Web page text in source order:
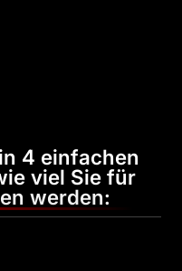
4 einfachen
viel Sie für
werden: